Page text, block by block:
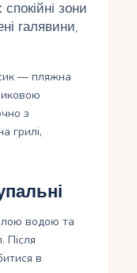
спокійні зони
галявини,
— пляжна
з
грилі,
водою та
Після
в